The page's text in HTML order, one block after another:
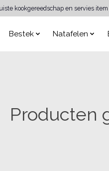
kookgereedschap en servies
Bestek Natafelen
Producten